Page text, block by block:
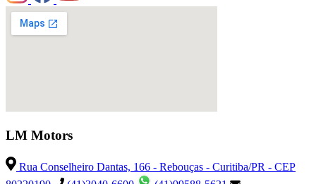
LM Motors
Rua Conselheiro Dantas, 166 - Rebouças - Curitiba/PR - CEP